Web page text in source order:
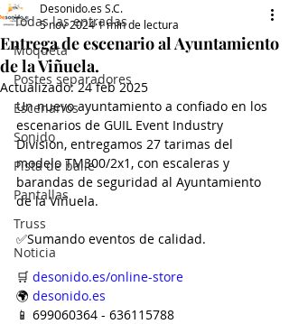
Todas las entradas
Moqueta
Postes separadores
Escenarios
Sonido
Pista de baile
Pantallas
Truss
Noticia
Entrega de escenario al Ayuntamiento
de la Viñuela.
Desonido.es S.C.
5 nov 20241 min de lectura
Actualizado:24 feb 2025
Un nuevo ayuntamiento a confiado en los
escenarios de GUIL Event Industry
Division, entregamos 27 tarimas del
modelo TM300/2x1, con escaleras y
barandas de seguridad al Ayuntamiento
de la Viñuela.
✅Sumando eventos de calidad.
🛒 desonido.es/online-store
🌍 desonido.es
📱 699060364 - 636115788